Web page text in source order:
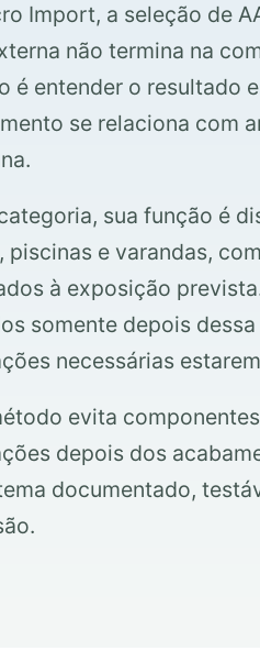
Import, a seleção de
não termina na
é entender o resultado
se relaciona com
sua função é
piscinas e varandas,
à exposição
somente depois
necessárias
evita
depois dos
documentado,